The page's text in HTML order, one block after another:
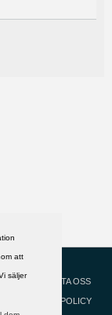
att
säljer
HJÄLP
KONTAKTA OSS
COOKIEPOLICY